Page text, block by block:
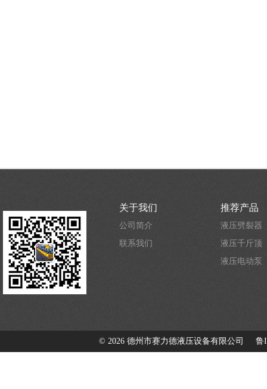
关于我们
公司简介
联系我们
推荐产品
液压劈裂器
液压千斤顶
液压电动泵
© 2026 德州市赛力德液压设备有限公司 鲁